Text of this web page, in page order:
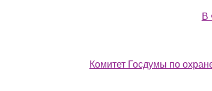
В
Комитет Госдумы по